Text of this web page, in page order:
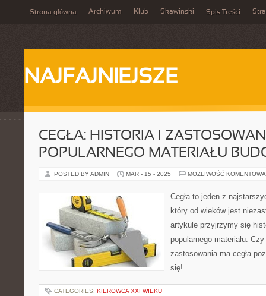
Strona główna Archiwum Klub Skawinski Spis Treści
NAJFAJNIEJSZE
CEGŁA: HISTORIA I
POPULARNEGO MATERIAŁU
POSTED BY ADMIN MAR - 15 - 2025 MOŻLIWOŚĆ
Cegła to jeden z
który od wieków jest
artykule przyjrzymy się
popularnego materiału.
zastosowania ma cegła
się!
CATEGORIES: KIEROWCA XXI WIEKU